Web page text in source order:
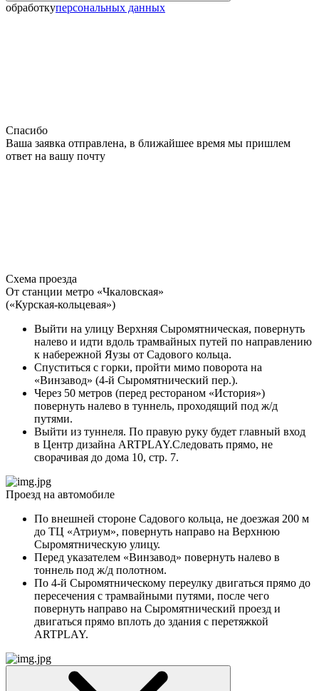
обработкуперсональных данных
Спасибо
Ваша заявка отправлена, в ближайшее время мы пришлем
ответ на вашу почту
Схема проезда
От станции метро «Чкаловская»
(«Курская-кольцевая»)
Выйти на улицу Верхняя Сыромятническая, повернуть
налево и идти вдоль трамвайных путей по направлению
к набережной Яузы от Садового кольца.
Спуститься с горки, пройти мимо поворота на
«Винзавод» (4-й Сыромятнический пер.).
Через 50 метров (перед рестораном «История»)
повернуть налево в туннель, проходящий под ж/д
путями.
Выйти из туннеля. По правую руку будет главный вход
в Центр дизайна ARTPLAY.Следовать прямо, не
сворачивая до дома 10, стр. 7.
Проезд на автомобиле
По внешней стороне Садового кольца, не доезжая 200 м
до ТЦ «Атриум», повернуть направо на Верхнюю
Сыромятническую улицу.
Перед указателем «Винзавод» повернуть налево в
тоннель под ж/д полотном.
По 4-й Сыромятническому переулку двигаться прямо до
пересечения с трамвайными путями, после чего
повернуть направо на Сыромятнический проезд и
двигаться прямо вплоть до здания с перетяжкой
ARTPLAY.